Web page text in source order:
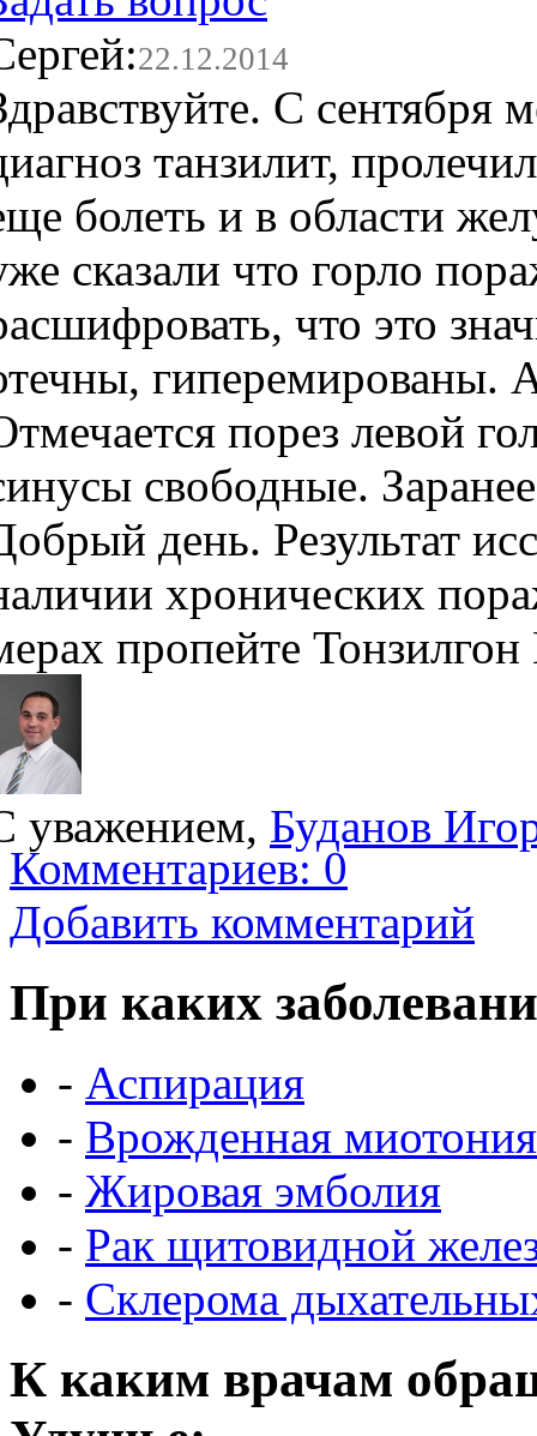
22.12.2014
С сентября
танзилит,
болеть и в области
сказали что горло
что это
гиперемированы.
порез левой
свободные.
день. Результат
хронических
пропейте
уважением, Буданов
Комментариев: 0
Добавить комментарий
При каких
- Аспирация
- Врожденная
- Жировая эмболия
- Рак щитовидной
- Склерома
К каким врачам